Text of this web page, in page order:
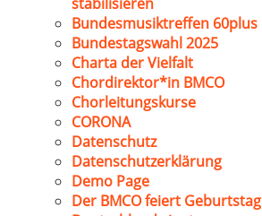
Bundesmusiktreffen 60plus
Bundestagswahl 2025
Charta der Vielfalt
Chordirektor*in BMCO
Chorleitungskurse
CORONA
Datenschutz
Datenschutzerklärung
Demo Page
Der BMCO feiert Geburtstag